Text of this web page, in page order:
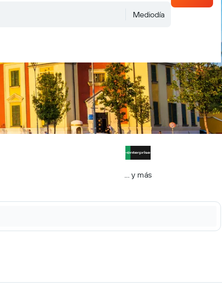
Mediodía
… y más